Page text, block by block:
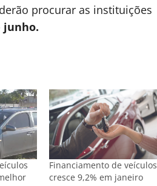
procurar as instituições
junho.
Financiamento de veículos
cresce 9,2% em janeiro